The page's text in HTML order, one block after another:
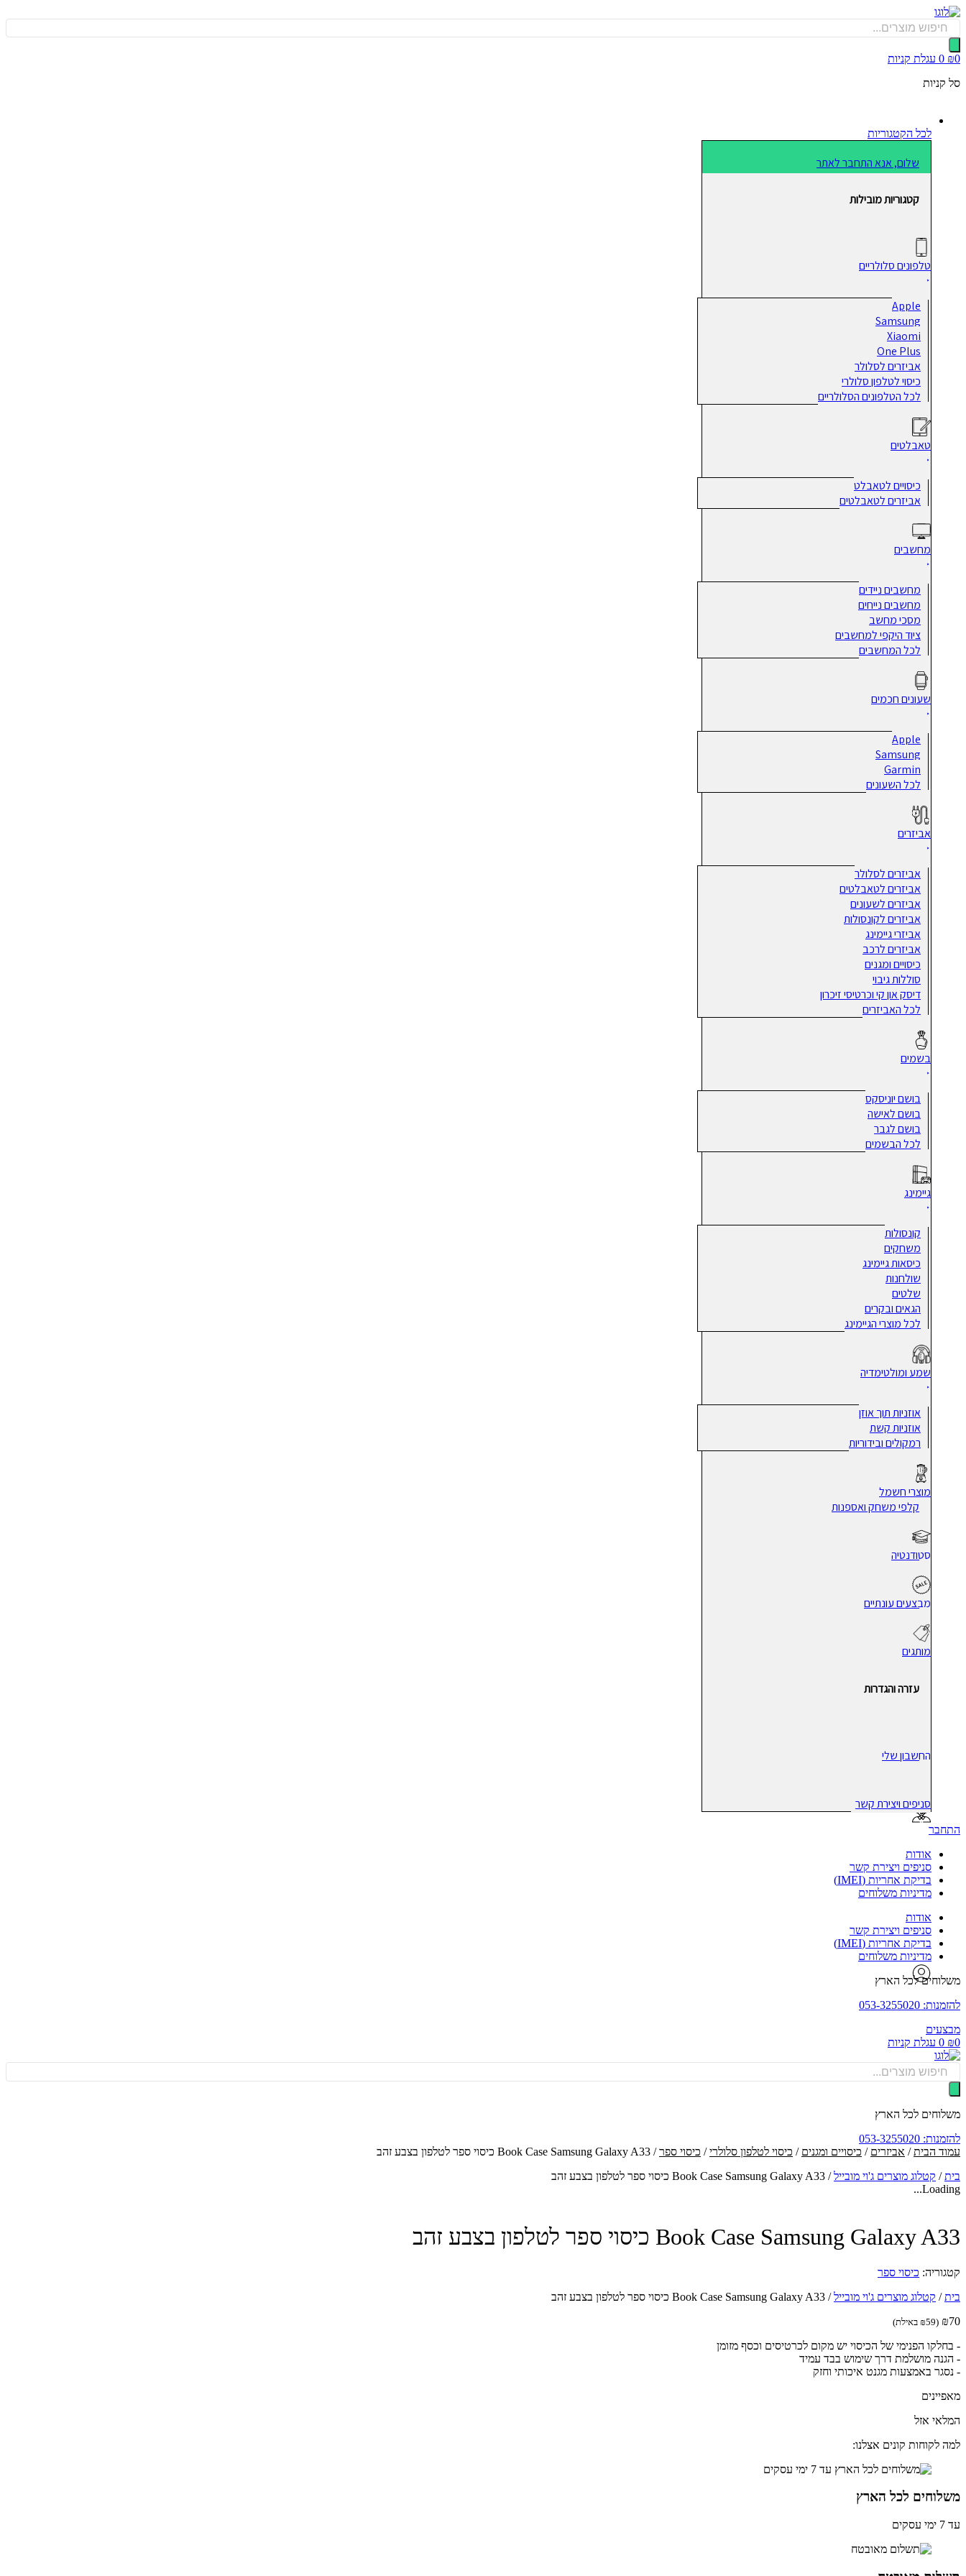
דלג
לתוכן
Products
search
₪0
0 עגלת קניות
סל קניות
לכל הקטגוריות
שלום, אנא התחבר לאתר
קטגוריות מובילות
טלפונים סלולריים
Apple
Samsung
Xiaomi
One Plus
אביזרים לסלולר
כיסוי לטלפון סלולרי
לכל הטלפונים הסלולריים
טאבלטים
כיסויים לטאבלט
אביזרים לטאבלטים
מחשבים
מחשבים ניידים
מחשבים נייחים
מסכי מחשב
ציוד היקפי למחשבים
לכל המחשבים
שעונים חכמים
Apple
Samsung
Garmin
לכל השעונים
אביזרים
אביזרים לסלולר
אביזרים לטאבלטים
אביזרים לשעונים
אביזרים לקונסולות
אביזרי גיימינג
אביזרים לרכב
כיסויים ומגנים
סוללות גיבוי
דיסק און קי וכרטיסי זיכרון
לכל האביזרים
בשמים
בושם יוניסקס
בושם לאישה
בושם לגבר
לכל הבשמים
גיימינג
קונסולות
משחקים
כיסאות גיימינג
שולחנות
שלטים
הגאים ובקרים
לכל מוצרי הגיימינג
שמע ומולטימדיה
אוזניות תוך אוזן
אוזניות קשת
רמקולים ובידוריות
מוצרי חשמל
קלפי משחק ואספנות
סטודנטיה
מבצעים עונתיים
מותגים
עזרה והגדרות
החשבון שלי
סניפים ויצירת קשר
התחבר
אודות
סניפים ויצירת קשר
בדיקת אחריות (IMEI)
מדיניות משלוחים
אודות
סניפים ויצירת קשר
בדיקת אחריות (IMEI)
מדיניות משלוחים
משלוחים לכל הארץ
להזמנות: 053-3255020
מבצעים
₪0
0 עגלת קניות
Products
search
משלוחים לכל הארץ
להזמנות: 053-3255020
עמוד הבית/ אביזרים / כיסויים ומגנים / כיסוי לטלפון סלולרי/ כיסוי ספר/ Book Case Samsung Galaxy A33 כיסוי ספר לטלפון בצבע זהב
בית/ קטלוג מוצרים ג'וי מובייל/ Book Case Samsung Galaxy A33 כיסוי ספר לטלפון בצבע זהב
Loading...
Book Case Samsung Galaxy A33 כיסוי ספר לטלפון בצבע זהב
קטגוריה: כיסוי ספר
בית/ קטלוג מוצרים ג'וי מובייל/ Book Case Samsung Galaxy A33 כיסוי ספר לטלפון בצבע זהב
₪70
(
₪59 באילת)
- בחלקו הפנימי של הכיסוי יש מקום לכרטיסים וכסף מזומן
- הגנה מושלמת דרך שימוש בבד עמיד
- נסגר באמצעות מגנט איכותי וחזק
מאפיינים
המלאי אזל
למה לקוחות קונים אצלנו:
משלוחים לכל הארץ
עד 7 ימי עסקים